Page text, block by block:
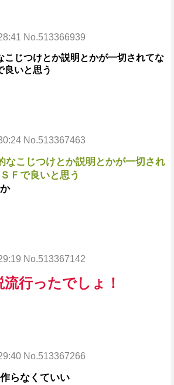
No.513366939
こじつけとか説明とかが一切されてな
良いと思う
No.513367463
なこじつけとか説明とかが一切され
Ｆで良いと思う
No.513367142
行ったでしょ！
No.513367266
らなくていい